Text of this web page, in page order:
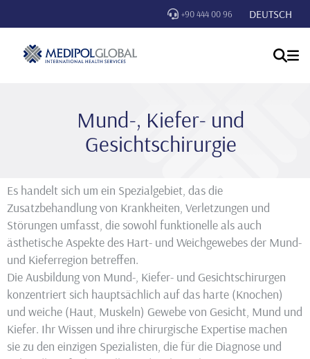
+90 444 00 96 DEUTSCH
Mund-, Kiefer- und
Gesichtschirurgie
Es handelt sich um ein Spezialgebiet, das die
Zusatzbehandlung von Krankheiten, Verletzungen und
Störungen umfasst, die sowohl funktionelle als auch
ästhetische Aspekte des Hart- und Weichgewebes der Mund-
und Kieferregion betreffen.
Die Ausbildung von Mund-, Kiefer- und Gesichtschirurgen
konzentriert sich hauptsächlich auf das harte (Knochen)
und weiche (Haut, Muskeln) Gewebe von Gesicht, Mund und
Kiefer. Ihr Wissen und ihre chirurgische Expertise machen
sie zu den einzigen Spezialisten, die für die Diagnose und